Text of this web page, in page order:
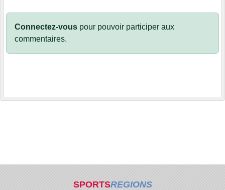
Connectez-vous pour pouvoir participer aux
commentaires.
SPORTSREGIONS